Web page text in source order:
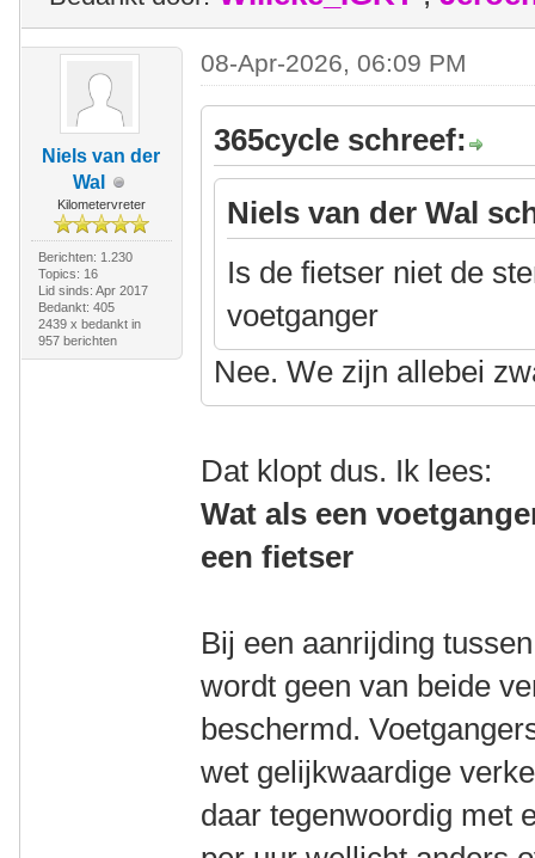
Niels van der
Wal
Kilometervreter
Berichten: 1.230
Topics: 16
Lid sinds: Apr 2017
Bedankt: 405
2439 x bedankt in
957 berichten
08-Apr-2026, 06:09 PM
365cycle schreef:
Niels van der Wal
Is de fietser niet de
voetganger
Nee. We zijn allebei
Dat klopt dus. Ik lees:
Wat als een
een fietser
Bij een aanrijding
wordt geen van beide
beschermd.
wet gelijkwaardige
daar tegenwoordig met